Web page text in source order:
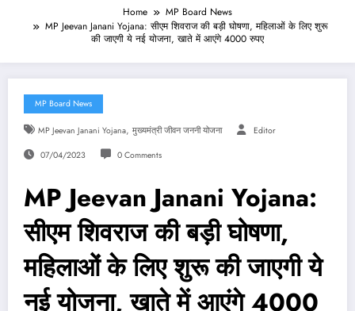
Home
MP Board News
MP Jeevan Janani Yojana: सीएम शिवराज की बड़ी घोषणा, महिलाओं के लिए शुरू
की जाएगी ये नई योजना, खाते में आएंगे 4000 रुपए
MP Board News
MP Jeevan Janani Yojana, मुख्यमंत्री जीवन जननी योजना Editor
07/04/2023 0 Comments
MP Jeevan Janani Yojana:
सीएम शिवराज की बड़ी घोषणा,
महिलाओं के लिए शुरू की जाएगी ये
नई योजना, खाते में आएंगे 4000